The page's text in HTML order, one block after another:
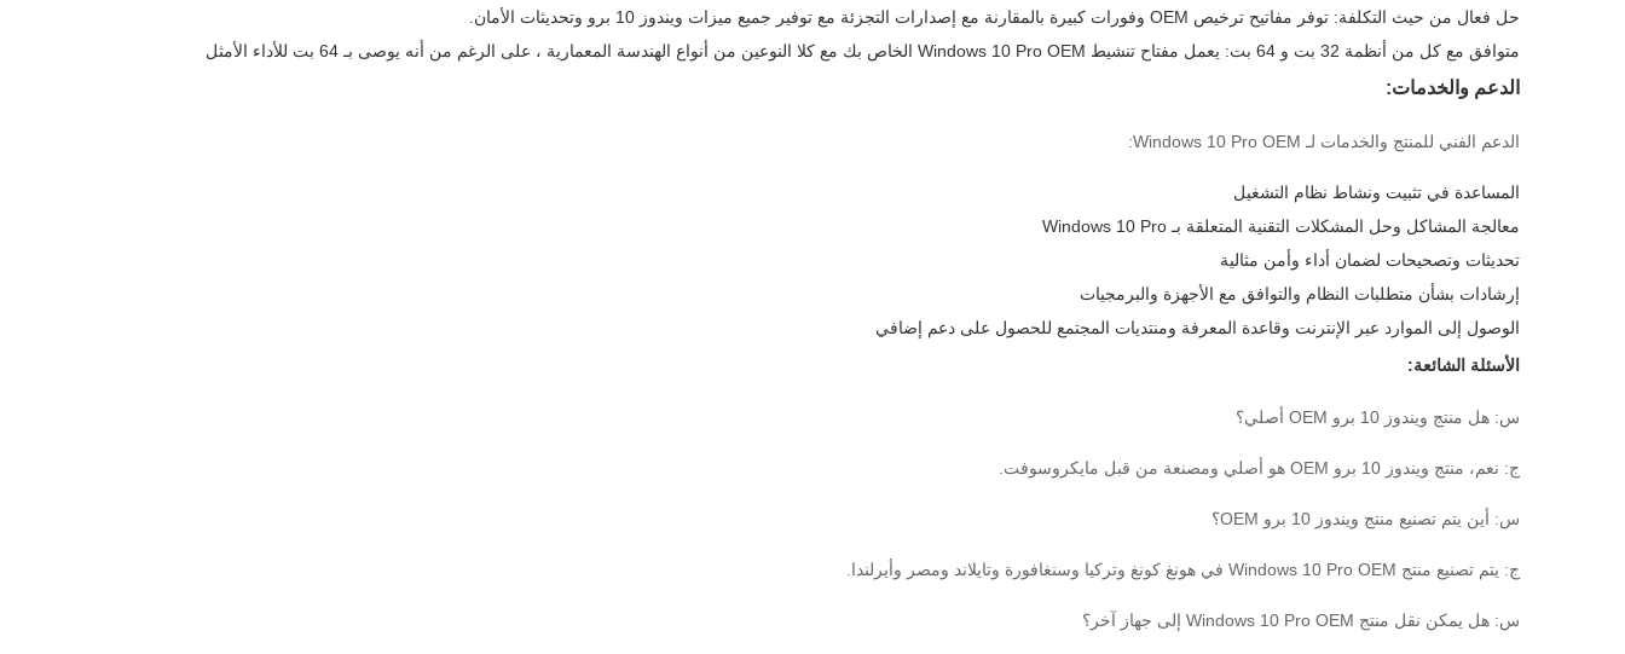
حل فعال من حيث التكلفة: توفر مفاتيح ترخيص OEM وفورات كبيرة بالمقارنة مع إصدارات التجزئة مع توفير جميع ميزات ويندوز 10 برو وتحديثات الأمان.
متوافق مع كل من أنظمة 32 بت و 64 بت: يعمل مفتاح تنشيط Windows 10 Pro OEM الخاص بك مع كلا النوعين من أنواع الهندسة المعمارية ، على الرغم من أنه يوصى بـ 64 بت للأداء الأمثل
الدعم والخدمات:
الدعم الفني للمنتج والخدمات لـ Windows 10 Pro OEM:
المساعدة في تثبيت ونشاط نظام التشغيل
معالجة المشاكل وحل المشكلات التقنية المتعلقة بـ Windows 10 Pro
تحديثات وتصحيحات لضمان أداء وأمن مثالية
إرشادات بشأن متطلبات النظام والتوافق مع الأجهزة والبرمجيات
الوصول إلى الموارد عبر الإنترنت وقاعدة المعرفة ومنتديات المجتمع للحصول على دعم إضافي
الأسئلة الشائعة:
س: هل منتج ويندوز 10 برو OEM أصلي؟
ج: نعم، منتج ويندوز 10 برو OEM هو أصلي ومصنعة من قبل مايكروسوفت.
س: أين يتم تصنيع منتج ويندوز 10 برو OEM؟
ج: يتم تصنيع منتج Windows 10 Pro OEM في هونغ كونغ وتركيا وسنغافورة وتايلاند ومصر وأيرلندا.
س: هل يمكن نقل منتج Windows 10 Pro OEM إلى جهاز آخر؟